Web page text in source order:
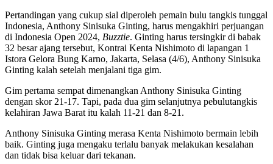
Pertandingan yang cukup sial diperoleh pemain bulu tangkis tunggal
Indonesia, Anthony Sinisuka Ginting, harus mengakhiri perjuangan
di Indonesia Open 2024, Buzztie. Ginting harus tersingkir di babak
32 besar ajang tersebut, Kontrai Kenta Nishimoto di lapangan 1
Istora Gelora Bung Karno, Jakarta, Selasa (4/6), Anthony Sinisuka
Ginting kalah setelah menjalani tiga gim.
Gim pertama sempat dimenangkan Anthony Sinisuka Ginting
dengan skor 21-17. Tapi, pada dua gim selanjutnya pebulutangkis
kelahiran Jawa Barat itu kalah 11-21 dan 8-21.
Anthony Sinisuka Ginting merasa Kenta Nishimoto bermain lebih
baik. Ginting juga mengaku terlalu banyak melakukan kesalahan
dan tidak bisa keluar dari tekanan.